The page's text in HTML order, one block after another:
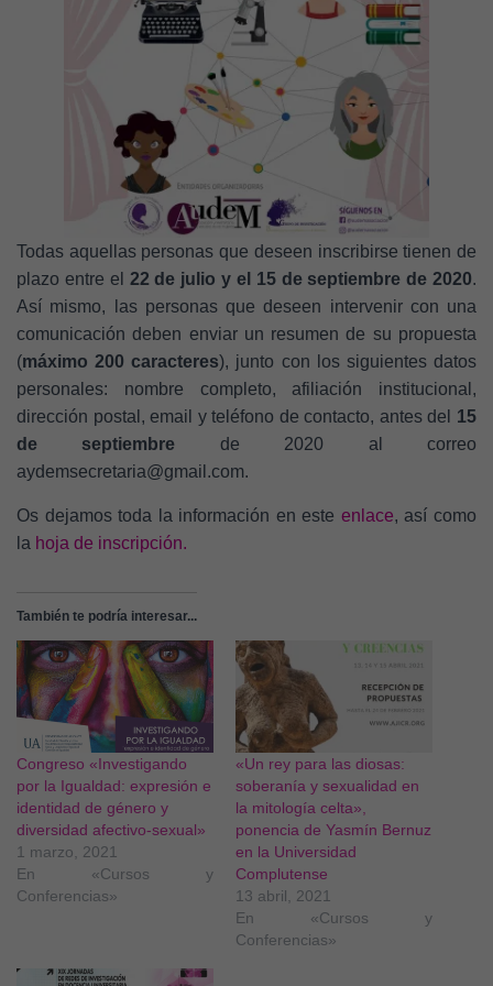
Todas aquellas personas que deseen inscribirse tienen de
plazo entre el 22 de julio y el 15 de septiembre de 2020.
Así mismo, las personas que deseen intervenir con una
comunicación deben enviar un resumen de su propuesta
(máximo 200 caracteres), junto con los siguientes datos
personales: nombre completo, afiliación institucional,
dirección postal, email y teléfono de contacto, antes del
15
de septiembre de 2020 al correo
aydemsecretaria@gmail.com.
Os dejamos toda la información en este enlace, así como
la hoja de inscripción.
También te podría interesar...
Congreso «Investigando
por la Igualdad: expresión e
identidad de género y
diversidad afectivo-sexual»
1 marzo, 2021
En «Cursos y
Conferencias»
«Un rey para las diosas:
soberanía y sexualidad en
la mitología celta»,
ponencia de Yasmín Bernuz
en la Universidad
Complutense
13 abril, 2021
En «Cursos y
Conferencias»